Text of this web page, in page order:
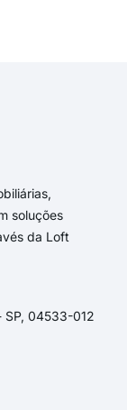
soluções
da Loft
SP, 04533-012